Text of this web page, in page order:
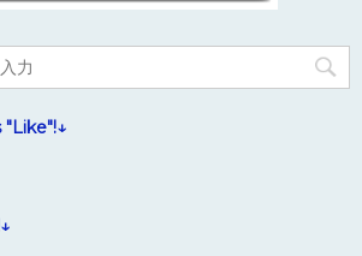
"Like"!↓